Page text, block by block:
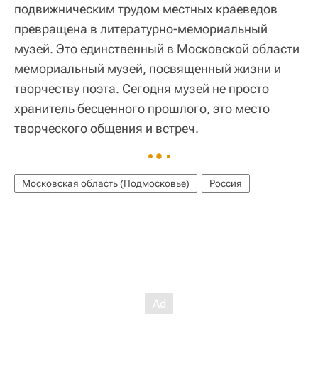
подвижническим трудом местных краеведов
превращена в литературно-мемориальный
музей. Это единственный в Московской области
мемориальный музей, посвященный жизни и
творчеству поэта. Сегодня музей не просто
хранитель бесценного прошлого, это место
творческого общения и встреч.
Московская область (Подмосковье) Россия